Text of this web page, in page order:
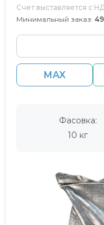
Счет выставляется с
Минимальный заказ:
MAX
Фасовка:
10 кг